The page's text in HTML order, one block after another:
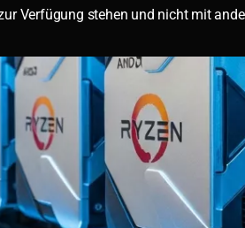
Verfügung stehen und nicht mit